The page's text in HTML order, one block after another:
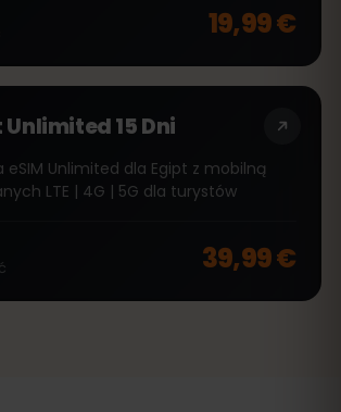
19,99 €
Unlimited 15 Dni
eSIM Unlimited dla Egipt z mobilną
LTE | 4G | 5G dla turystów
39,99 €